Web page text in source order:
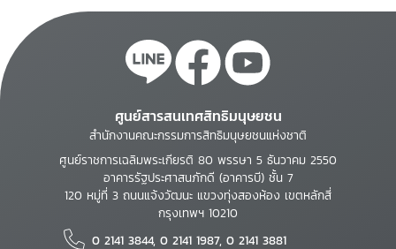
ศูนย์สารสนเทศสิทธิมนุษยชน
สำนักงานคณะกรรมการสิทธิมนุษยชนแห่งชาติ
ศูนย์ราชการเฉลิมพระเกียรติ 80 พรรษา 5 ธันวาคม 2550
อาคารรัฐประศาสนภักดี (อาคารบี) ชั้น 7
120 หมู่ที่ 3 ถนนแจ้งวัฒนะ แขวงทุ่งสองห้อง เขตหลักสี่
กรุงเทพฯ 10210
0 2141 3844, 0 2141 1987, 0 2141 3881